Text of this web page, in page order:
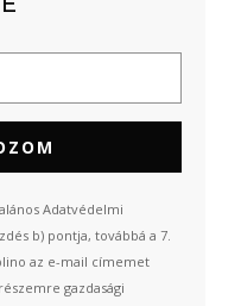
Adatvédelmi
b) pontja, továbbá a 7.
az e-mail címemet
gazdasági